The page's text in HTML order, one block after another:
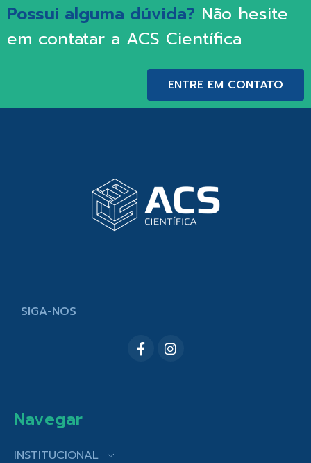
Possui alguma dúvida? Não hesite
em contatar a ACS Científica
ENTRE EM CONTATO
SIGA-NOS
Navegar
INSTITUCIONAL